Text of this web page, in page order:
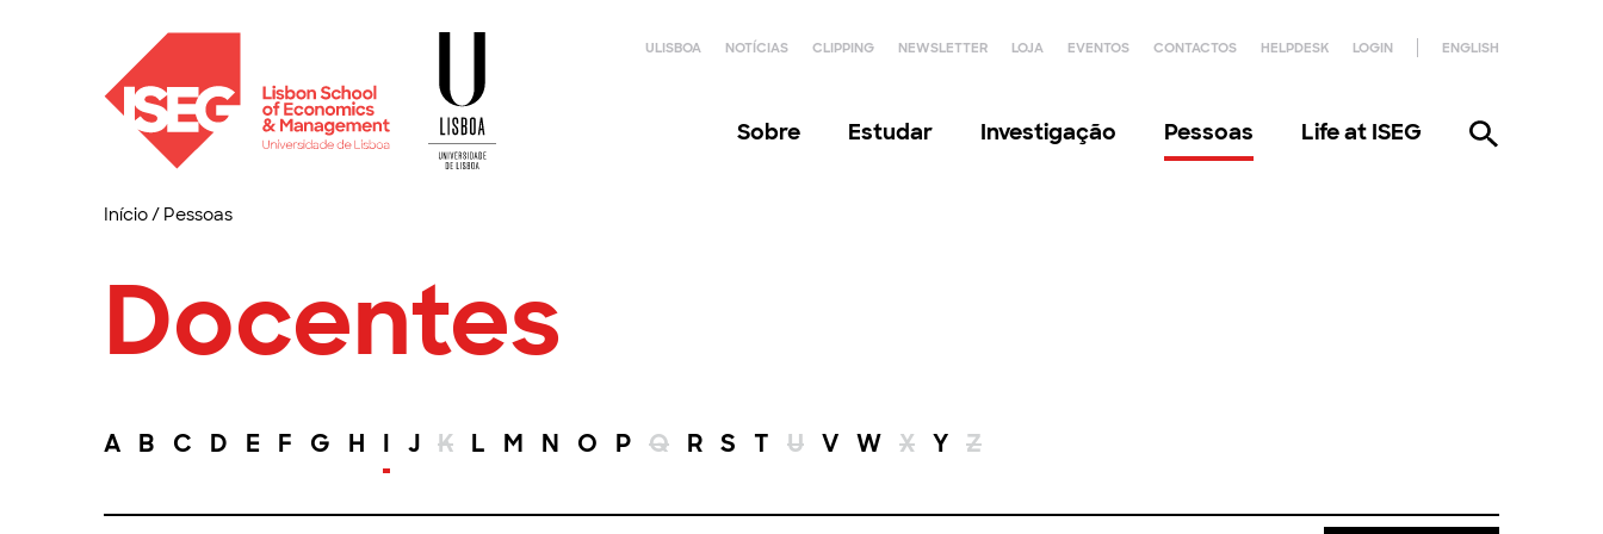
ULISBOA NOTÍCIAS CLIPPING NEWSLETTER LOJA EVENTOS CONTACTOS HELPDESK LOGIN ENGLISH
Sobre Estudar Investigação Pessoas Life at ISEG
Início/ Pessoas
Docentes
A B C D E F G H I J K L M N O P Q R S T U V W X Y Z